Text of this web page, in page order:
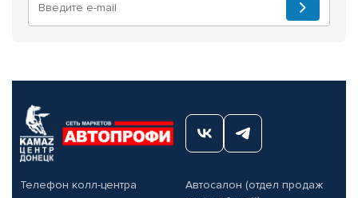
Телефон колл-центра
Автосалон (отдел продаж